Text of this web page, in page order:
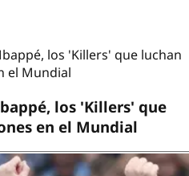
los 'Killers' que luchan
el Mundial
los 'Killers' que
en el Mundial